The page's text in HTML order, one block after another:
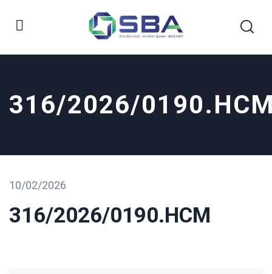
316/2026/
10/02/2026
316/2026/0190.HCM